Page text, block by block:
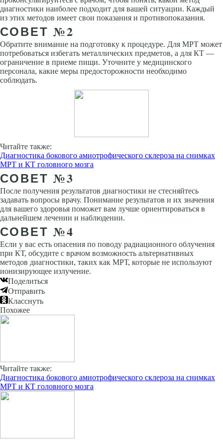
диагностики наиболее подходит для вашей ситуации. Каждый
из этих методов имеет свои показания и противопоказания.
СОВЕТ №2
Обратите внимание на подготовку к процедуре. Для МРТ может
потребоваться избегать металлических предметов, а для КТ —
ограничение в приеме пищи. Уточните у медицинского
персонала, какие меры предосторожности необходимо
соблюдать.
Читайте также:
Диагностика бокового амиотрофического склероза на снимках
МРТ и КТ головного мозга
СОВЕТ №3
После получения результатов диагностики не стесняйтесь
задавать вопросы врачу. Понимание результатов и их значения
для вашего здоровья поможет вам лучше ориентироваться в
дальнейшем лечении и наблюдении.
СОВЕТ №4
Если у вас есть опасения по поводу радиационного облучения
при КТ, обсудите с врачом возможность альтернативных
методов диагностики, таких как МРТ, которые не используют
ионизирующее излучение.
Поделиться
Отправить
Класснуть
Похожее
Читайте также:
Диагностика бокового амиотрофического склероза на снимках
МРТ и КТ головного мозга